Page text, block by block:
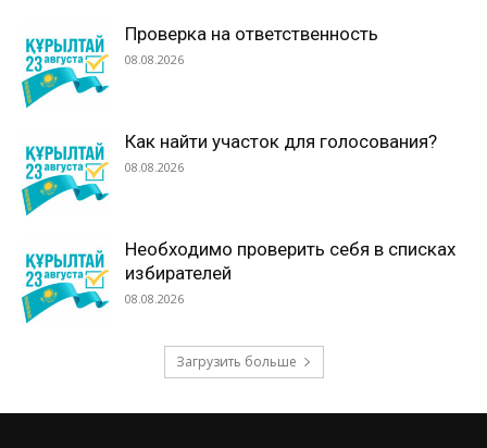
Проверка на ответственность
08.08.2026
Как найти участок для голосования?
08.08.2026
Необходимо проверить себя в списках
избирателей
08.08.2026
Загрузить больше